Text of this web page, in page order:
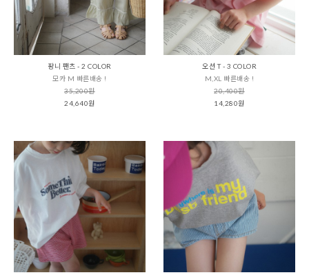
팡니 팬츠 - 2 COLOR
모카 M 빠른배송 !
35,200원
24,640원
오션 T - 3 COLOR
M,XL 빠른배송 !
20,400원
14,280원